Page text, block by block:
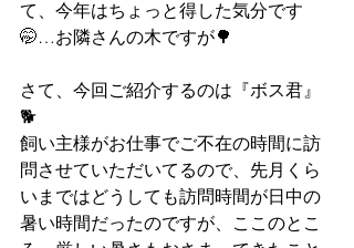
て、今年はちょっと得した気分です
🤭…お隣さんの木ですが🌳
さて、今回ご紹介するのは『ボス君』
🐕
飼い主様がお仕事でご不在の時間に訪
問させていただいてるので、先月くら
いまではどうしても訪問時間が日中の
暑い時間だったのですが、ここのとこ